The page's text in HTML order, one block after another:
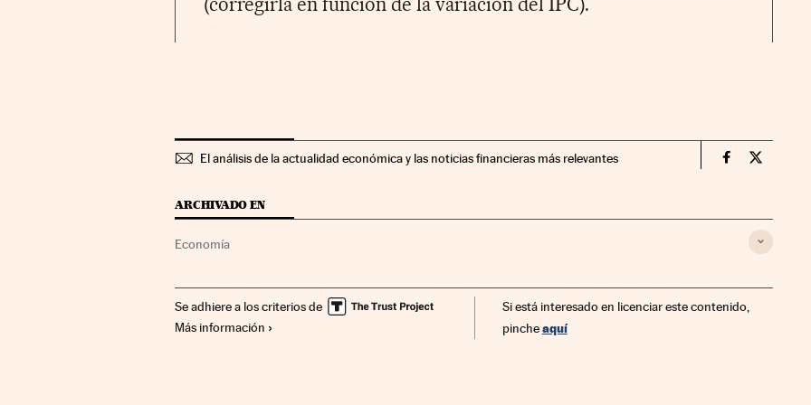
El análisis de la actualidad económica y las noticias financieras más relevantes Economia
ARCHIVADO EN
Economía
Se adhiere a los criterios de
Más información
Si está interesado en licenciar este contenido,
pincheaquí